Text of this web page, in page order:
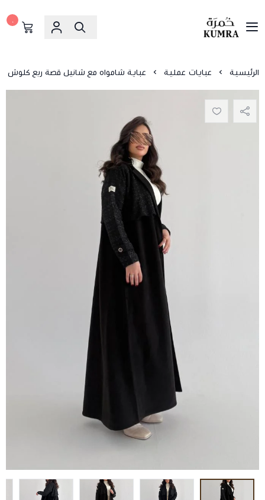
خمرة
٠
الرئيسية عبايات عملية عباية شامواه مع شانيل قصة ربع كلوش